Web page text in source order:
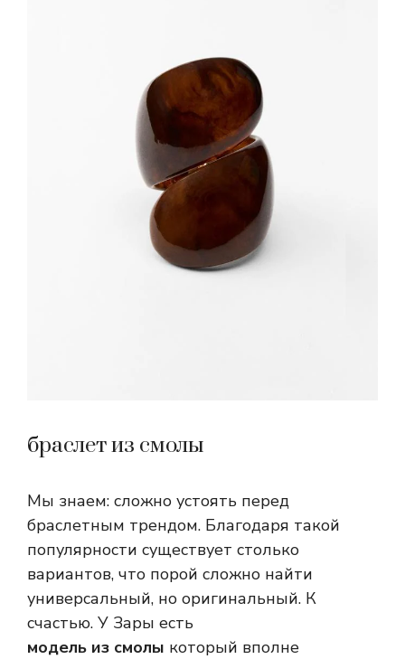
браслет из смолы
Мы знаем: сложно устоять перед
браслетным трендом. Благодаря такой
популярности существует столько
вариантов, что порой сложно найти
универсальный, но оригинальный. К
счастью. У Зары есть
модель из смолы который вполне